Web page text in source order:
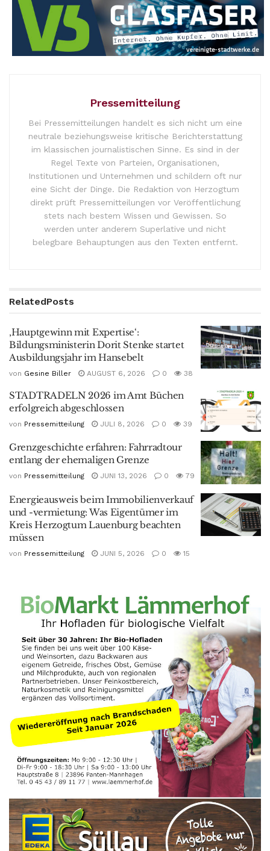
Pressemitteilung
Bei Pressemitteilungen handelt es sich nicht um eine
neutrale beziehungsweise kritische Berichterstattung
im klassischen journalistischen Sinne. Es sind in der
Regel Texte von Parteien, Organisationen,
Institutionen und Unternehmen und schildern oft nur
eine Sicht der Dinge. Die Redaktion von Herzogtum
direkt prüft Pressemitteilungen vor Veröffentlichung
stets nach bestem Wissen und Gewissen. So
werden unter anderem Superlative und nicht
belegbare Behauptungen aus den Texten entfernt.
RelatedPosts
‚Hauptgewinn mit Expertise‘:
Bildungsministerin Dorit Stenke startet
Ausbildungsjahr im Hansebelt
von Gesine Biller AUGUST 6, 2026 0 38
STADTRADELN 2026 im Amt Büchen
erfolgreich abgeschlossen
von Pressemitteilung JULI 8, 2026 0 39
Grenzgeschichte erfahren: Fahrradtour
entlang der ehemaligen Grenze
von Pressemitteilung JUNI 13, 2026 0 79
Energieausweis beim Immobilienverkauf
und -vermietung: Was Eigentümer im
Kreis Herzogtum Lauenburg beachten
müssen
von Pressemitteilung JUNI 5, 2026 0 15